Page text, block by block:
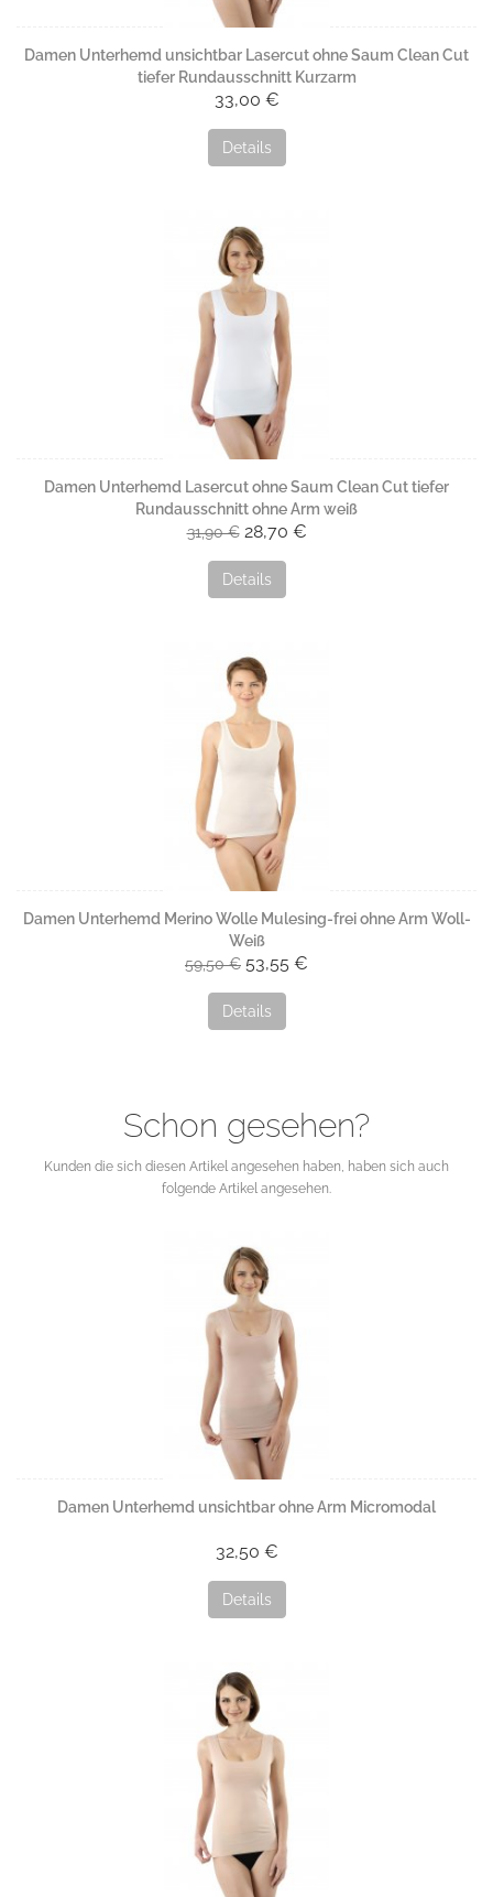
Damen Unterhemd unsichtbar Lasercut ohne Saum Clean Cut
tiefer Rundausschnitt Kurzarm
33,00 €
Details
Damen Unterhemd Lasercut ohne Saum Clean Cut tiefer
Rundausschnitt ohne Arm weiß
31,90 € 28,70 €
Details
Damen Unterhemd Merino Wolle Mulesing-frei ohne Arm Woll-
Weiß
59,50 € 53,55 €
Details
Schon gesehen?
Kunden die sich diesen Artikel angesehen haben, haben sich auch
folgende Artikel angesehen.
Damen Unterhemd unsichtbar ohne Arm Micromodal
32,50 €
Details